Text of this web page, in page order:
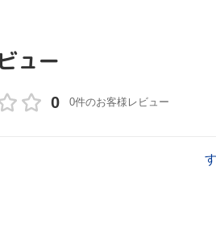
ュー
0 0件のお客様レビュー